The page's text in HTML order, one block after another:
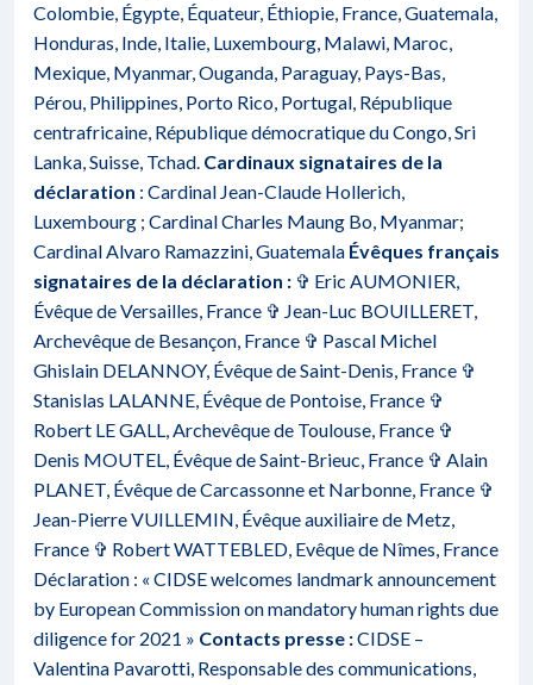
Colombie, Égypte, Équateur, Éthiopie, France, Guatemala,
Honduras, Inde, Italie, Luxembourg, Malawi, Maroc,
Mexique, Myanmar, Ouganda, Paraguay, Pays-Bas,
Pérou, Philippines, Porto Rico, Portugal, République
centrafricaine, République démocratique du Congo, Sri
Lanka, Suisse, Tchad. Cardinaux signataires de la
déclaration : Cardinal Jean-Claude Hollerich,
Luxembourg ; Cardinal Charles Maung Bo, Myanmar;
Cardinal Alvaro Ramazzini, Guatemala Évêques français
signataires de la déclaration : ✞ Eric AUMONIER,
Évêque de Versailles, France ✞ Jean-Luc BOUILLERET,
Archevêque de Besançon, France ✞ Pascal Michel
Ghislain DELANNOY, Évêque de Saint-Denis, France ✞
Stanislas LALANNE, Évêque de Pontoise, France ✞
Robert LE GALL, Archevêque de Toulouse, France ✞
Denis MOUTEL, Évêque de Saint-Brieuc, France ✞ Alain
PLANET, Évêque de Carcassonne et Narbonne, France ✞
Jean-Pierre VUILLEMIN, Évêque auxiliaire de Metz,
France ✞ Robert WATTEBLED, Evêque de Nîmes, France
Déclaration : « CIDSE welcomes landmark announcement
by European Commission on mandatory human rights due
diligence for 2021 » Contacts presse :CIDSE –
Valentina Pavarotti, Responsable des communications,